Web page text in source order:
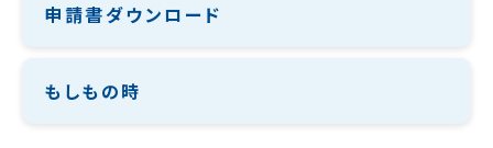
申請書ダウンロード
もしもの時